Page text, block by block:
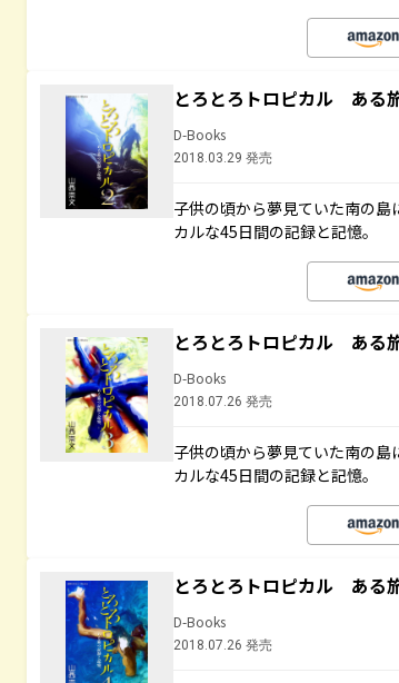
とろとろトロピカル ある
D-Books
2018.03.29 発売
子供の頃から夢見ていた南の
カルな45日間の記録と記憶。
とろとろトロピカル ある
D-Books
2018.07.26 発売
子供の頃から夢見ていた南の
カルな45日間の記録と記憶。
とろとろトロピカル ある
D-Books
2018.07.26 発売